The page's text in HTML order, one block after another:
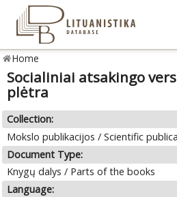
Home
Socialiniai atsakingo
plėtra
Collection:
Mokslo publikacijos / Scientific
Document Type:
Knygų dalys / Parts of the books
Language: